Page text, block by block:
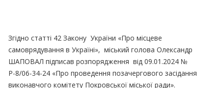
Згідно статті 42 Закону України «Про місцеве
самоврядування в Україні», міський голова Олександр
ШАПОВАЛ підписав розпорядження від 09.01.2024 №
Р-8/06-34-24 «Про проведення позачергового засідання
виконавчого комітету Покровської міської ради».